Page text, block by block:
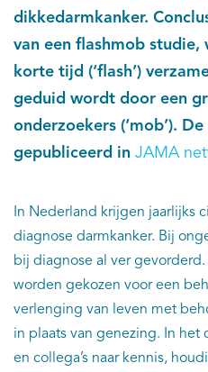
dikkedarmkanker.
van een flashmob studie,
korte tijd (‘flash’)
geduid wordt door een
onderzoekers (‘mob’).
gepubliceerd in JAMA
In Nederland krijgen jaarlijks
diagnose darmkanker. Bij
bij diagnose al ver
worden gekozen voor een
verlenging van leven met
in plaats van genezing. In het
en collega’s naar kennis,